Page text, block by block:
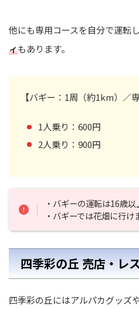
他にも専用コースを自分で運転
ィもあります。
【バギー：1周（約1km）／
1人乗り：600円
2人乗り：900円
・バギーの運転は16歳
・バギーでは花畑に行け
四季彩の丘 売店・レ
四季彩の丘にはアルパカグッズ